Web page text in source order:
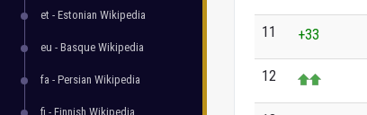
et - Estonian Wikipedia
eu - Basque Wikipedia
fa - Persian Wikipedia
fi - Finnish Wikipedia
11 +33
12